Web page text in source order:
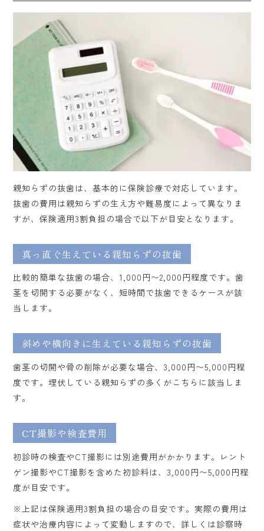
親知らずの抜歯は、基本的に保険診療で対応しています。
抜歯の費用は親知らずの生え方や難易度によって異なりま
すが、保険適用3割負担の場合で以下が目安となります。
真っ直ぐ生えている親知らずの抜歯
比較的簡単な抜歯の場合、1,000円〜2,000円程度です。歯
茎を切開する必要がなく、短時間で抜歯できるケースが該
当します。
斜めや横向きに生えている親知らずの抜歯
歯茎の切開や骨の削除が必要な場合、3,000円〜5,000円程
度です。埋伏している親知らずの多くがこちらに該当しま
す。
CT撮影や検査費用
初診時の検査やCT撮影には別途費用がかかります。レント
ゲン撮影やCT撮影を含めた初診料は、3,000円〜5,000円程
度が目安です。
※上記は保険適用3割負担の場合の目安です。実際の費用は
症状や治療内容によって変動しますので、詳しくは診察時